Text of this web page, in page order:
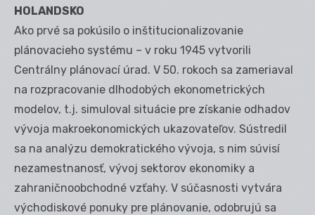
HOLANDSKO
Ako prvé sa pokúsilo o inštitucionalizovanie
plánovacieho systému – v roku 1945 vytvorili
Centrálny plánovací úrad. V 50. rokoch sa zameriaval
na rozpracovanie dlhodobých ekonometrických
modelov, t.j. simuloval situácie pre získanie odhadov
vývoja makroekonomických ukazovateľov. Sústredil
sa na analýzu demokratického vývoja, s nim súvisí
nezamestnanosť, vývoj sektorov ekonomiky a
zahraničnoobchodné vzťahy. V súčasnosti vytvára
východiskové ponuky pre plánovanie, odobrujú sa